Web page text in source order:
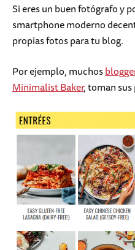
Si eres un buen fotógrafo y
smartphone moderno
propias fotos para tu blog.
Por ejemplo, muchos
Minimalist Baker, toman